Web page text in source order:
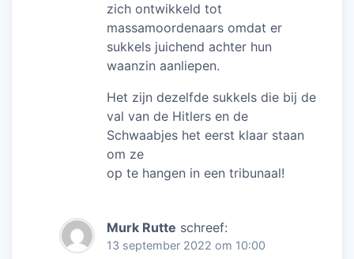
zich ontwikkeld tot
massamoordenaars omdat er
sukkels juichend achter hun
waanzin aanliepen.
Het zijn dezelfde sukkels die bij de
val van de Hitlers en de
Schwaabjes het eerst klaar staan
om ze
op te hangen in een tribunaal!
Murk Rutte schreef:
13 september 2022 om 10:00